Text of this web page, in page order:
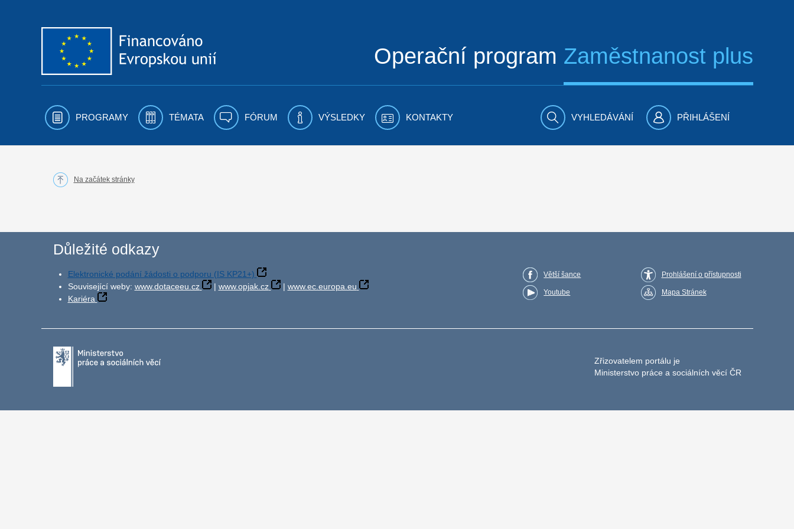
Operační program Zaměstnanost plus
PROGRAMY TÉMATA FÓRUM VÝSLEDKY KONTAKTY VYHLEDÁVÁNÍ PŘIHLÁŠENÍ
Na začátek stránky
Důležité odkazy
Elektronické podání žádosti o podporu (IS KP21+)
Související weby: www.dotaceeu.cz | www.opjak.cz | www.ec.europa.eu
Kariéra
Větší šance
Youtube
Prohlášení o přístupnosti
Mapa Stránek
Zřizovatelem portálu je
Ministerstvo práce a sociálních věcí ČR